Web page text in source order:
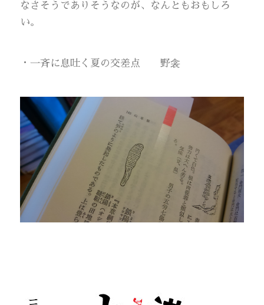
なさそうでありそうなのが、なんともおもしろ
い。
・一斉に息吐く夏の交差点 野衾